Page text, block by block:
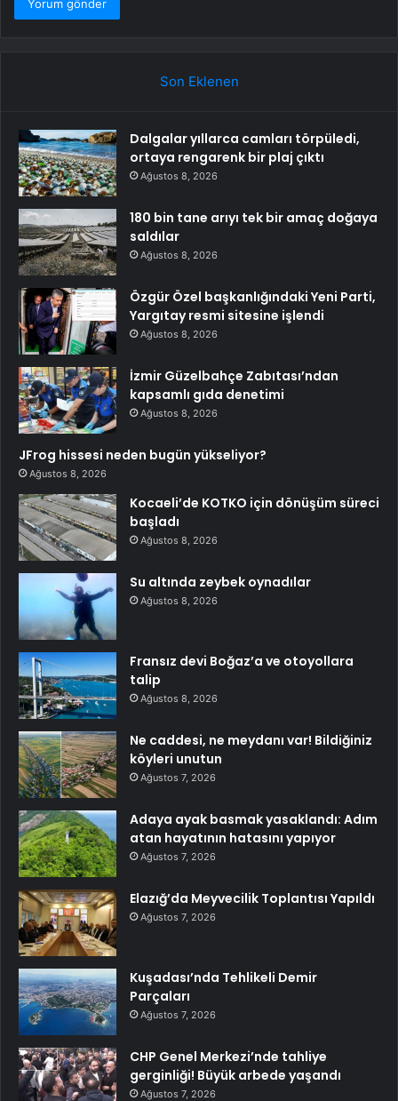
Son Eklenen
Dalgalar yıllarca camları törpüledi,
ortaya rengarenk bir plaj çıktı
Ağustos 8, 2026
180 bin tane arıyı tek bir amaç doğaya
saldılar
Ağustos 8, 2026
Özgür Özel başkanlığındaki Yeni Parti,
Yargıtay resmi sitesine işlendi
Ağustos 8, 2026
İzmir Güzelbahçe Zabıtası’ndan
kapsamlı gıda denetimi
Ağustos 8, 2026
JFrog hissesi neden bugün yükseliyor?
Ağustos 8, 2026
Kocaeli’de KOTKO için dönüşüm süreci
başladı
Ağustos 8, 2026
Su altında zeybek oynadılar
Ağustos 8, 2026
Fransız devi Boğaz’a ve otoyollara
talip
Ağustos 8, 2026
Ne caddesi, ne meydanı var! Bildiğiniz
köyleri unutun
Ağustos 7, 2026
Adaya ayak basmak yasaklandı: Adım
atan hayatının hatasını yapıyor
Ağustos 7, 2026
Elazığ’da Meyvecilik Toplantısı Yapıldı
Ağustos 7, 2026
Kuşadası’nda Tehlikeli Demir
Parçaları
Ağustos 7, 2026
CHP Genel Merkezi’nde tahliye
gerginliği! Büyük arbede yaşandı
Ağustos 7, 2026